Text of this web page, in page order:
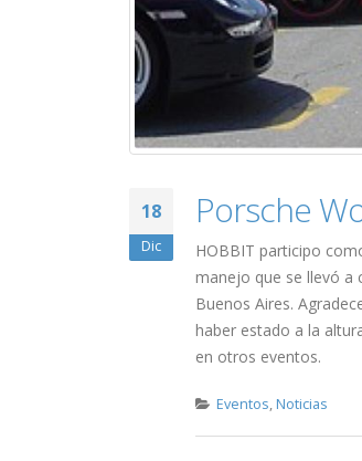
18
Dic
Porsche
HOBBIT participo
manejo que se llevó a
Buenos Aires.
haber estado a la
en otros eventos.
Eventos, Noticias